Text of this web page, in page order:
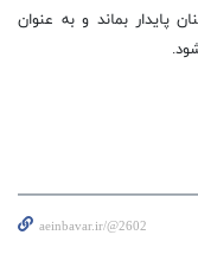
پایدار بماند و به عنوان
aeinbavar.ir/@2602